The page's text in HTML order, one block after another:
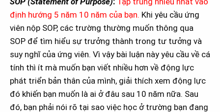
định hướng 5 năm 10 năm của bạn. Khi yêu cầu ứng
viên nộp SOP, các trường thường muốn thông qua
SOP để tìm hiểu sự trưởng thành trong tư tưởng và
suy nghĩ của ứng viên. Vì vậy bài luận này yêu cầu về cá
tính thì ít mà muốn bạn viết nhiều hơn về động lực
phát triển bản thân của mình, giải thích xem động lực
đó khiến bạn muốn là ai ở đâu sau 10 năm nữa. Sau
đó, bạn phải nói rõ tại sao việc học ở trường bạn đang